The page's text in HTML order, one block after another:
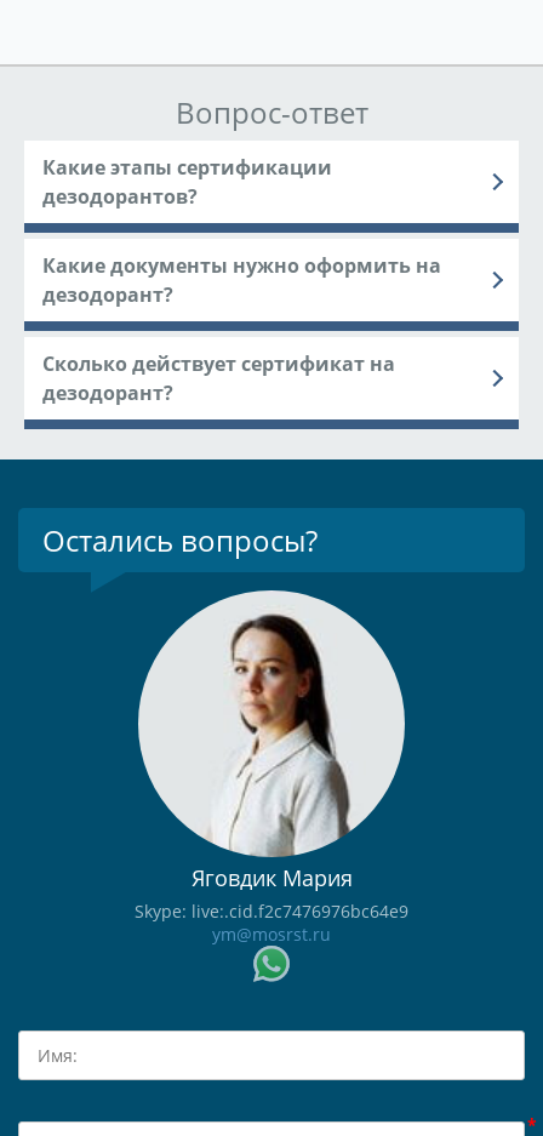
Вопрос-ответ
Какие этапы сертификации
дезодорантов?
Какие документы нужно оформить на
дезодорант?
Сколько действует сертификат на
дезодорант?
Остались вопросы?
Яговдик Мария
Skype: live:.cid.f2c7476976bc64e9
ym@mosrst.ru